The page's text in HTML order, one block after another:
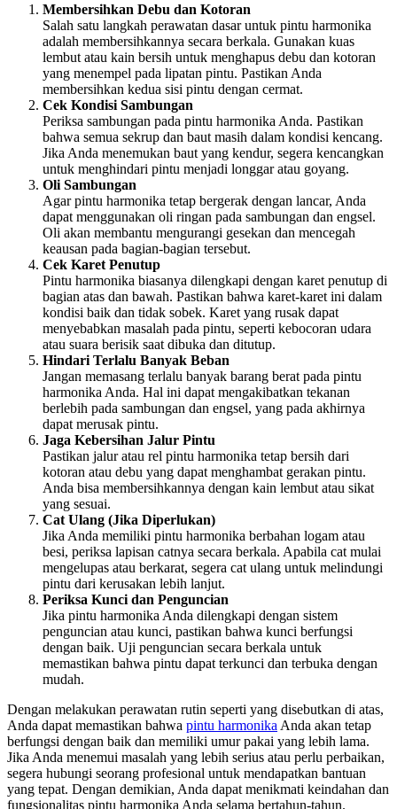
Membersihkan Debu dan Kotoran
Salah satu langkah perawatan dasar untuk pintu harmonika
adalah membersihkannya secara berkala. Gunakan kuas
lembut atau kain bersih untuk menghapus debu dan kotoran
yang menempel pada lipatan pintu. Pastikan Anda
membersihkan kedua sisi pintu dengan cermat.
Cek Kondisi Sambungan
Periksa sambungan pada pintu harmonika Anda. Pastikan
bahwa semua sekrup dan baut masih dalam kondisi kencang.
Jika Anda menemukan baut yang kendur, segera kencangkan
untuk menghindari pintu menjadi longgar atau goyang.
Oli Sambungan
Agar pintu harmonika tetap bergerak dengan lancar, Anda
dapat menggunakan oli ringan pada sambungan dan engsel.
Oli akan membantu mengurangi gesekan dan mencegah
keausan pada bagian-bagian tersebut.
Cek Karet Penutup
Pintu harmonika biasanya dilengkapi dengan karet penutup di
bagian atas dan bawah. Pastikan bahwa karet-karet ini dalam
kondisi baik dan tidak sobek. Karet yang rusak dapat
menyebabkan masalah pada pintu, seperti kebocoran udara
atau suara berisik saat dibuka dan ditutup.
Hindari Terlalu Banyak Beban
Jangan memasang terlalu banyak barang berat pada pintu
harmonika Anda. Hal ini dapat mengakibatkan tekanan
berlebih pada sambungan dan engsel, yang pada akhirnya
dapat merusak pintu.
Jaga Kebersihan Jalur Pintu
Pastikan jalur atau rel pintu harmonika tetap bersih dari
kotoran atau debu yang dapat menghambat gerakan pintu.
Anda bisa membersihkannya dengan kain lembut atau sikat
yang sesuai.
Cat Ulang (Jika Diperlukan)
Jika Anda memiliki pintu harmonika berbahan logam atau
besi, periksa lapisan catnya secara berkala. Apabila cat mulai
mengelupas atau berkarat, segera cat ulang untuk melindungi
pintu dari kerusakan lebih lanjut.
Periksa Kunci dan Penguncian
Jika pintu harmonika Anda dilengkapi dengan sistem
penguncian atau kunci, pastikan bahwa kunci berfungsi
dengan baik. Uji penguncian secara berkala untuk
memastikan bahwa pintu dapat terkunci dan terbuka dengan
mudah.
Dengan melakukan perawatan rutin seperti yang disebutkan di atas,
Anda dapat memastikan bahwa pintu harmonika Anda akan tetap
berfungsi dengan baik dan memiliki umur pakai yang lebih lama.
Jika Anda menemui masalah yang lebih serius atau perlu perbaikan,
segera hubungi seorang profesional untuk mendapatkan bantuan
yang tepat. Dengan demikian, Anda dapat menikmati keindahan dan
fungsionalitas pintu harmonika Anda selama bertahun-tahun.